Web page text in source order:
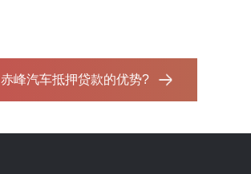
赤峰汽车抵押贷款的优势?‌